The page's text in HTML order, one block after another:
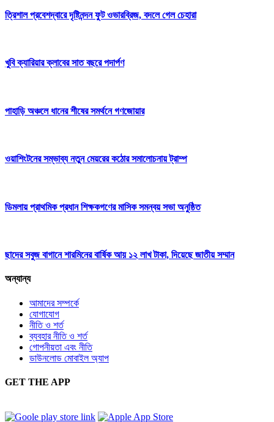
ত্রিশাল প্রবেশদ্বারে দৃষ্টিনন্দন ফুট ওভারব্রিজ, বদলে গেল চেহারা
খুবি ক্যারিয়ার ক্লাবের সাত বছরে পদার্পণ
পাহাড়ি অঞ্চলে ধানের শীষের সমর্থনে গণজোয়ার
ওয়াশিংটনের সম্ভাব্য নতুন মেয়রের কঠোর সমালোচনায় ট্রাম্প
ডিমলায় প্রাথমিক প্রধান শিক্ষকগণের মাসিক সমন্বয় সভা অনুষ্ঠিত
ছাদের সবুজ বাগানে শারমিনের বার্ষিক আয় ১২ লাখ টাকা, দিয়েছে জাতীয় সম্মান
অন্যান্য
আমাদের সম্পর্কে
যোগাযোগ
নীতি ও শর্ত
ব্যবহার নীতি ও শর্ত
গোপনীয়তা এবং নীতি
ডাউনলোড মোবাইল অ্যাপ
GET THE APP